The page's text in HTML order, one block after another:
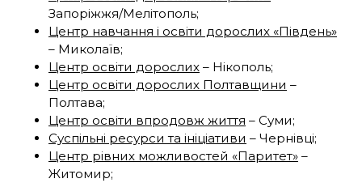
Запоріжжя/Мелітополь;
Центр навчання і освіти дорослих «Південь»
– Миколаїв;
Центр освіти дорослих – Нікополь;
Центр освіти дорослих Полтавщини –
Полтава;
Центр освіти впродовж життя – Суми;
Суспільні ресурси та ініціативи – Чернівці;
Центр рівних можливостей «Паритет» –
Житомир;